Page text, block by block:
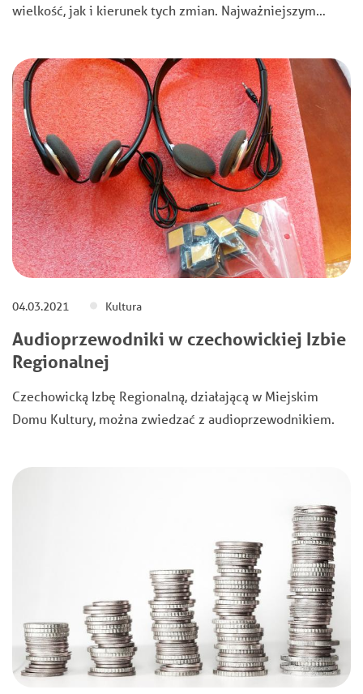
wielkość, jak i kierunek tych zmian. Najważniejszym…
04.03.2021 Kultura
Audioprzewodniki w czechowickiej Izbie
Regionalnej
Czechowicką Izbę Regionalną, działającą w Miejskim
Domu Kultury, można zwiedzać z audioprzewodnikiem.